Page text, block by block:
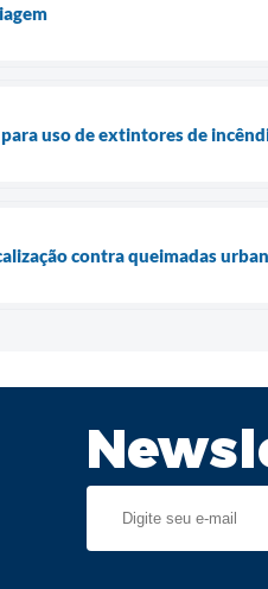
uso de extintores de
contra queimadas